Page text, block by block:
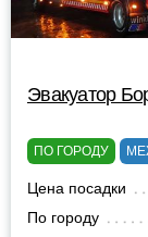
Эвакуатор
ПО ГОРОДУ
Цена посадки
По городу